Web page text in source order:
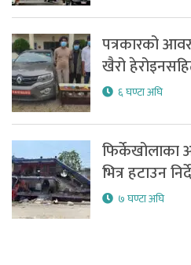
पत्रकारको
खैरो
६ घण्टा अघि
फिर्केखोलाका
भित्र हटाउन
७ घण्टा अघि